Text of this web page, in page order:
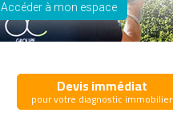
Accéder à mon espace
Devis immédiat
pour votre diagnostic immobilier